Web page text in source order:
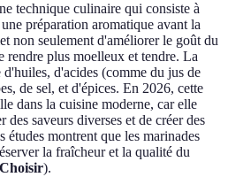
technique culinaire qui consiste à
préparation aromatique avant la
non seulement d'améliorer le goût du
rendre plus moelleux et tendre. La
d'acides (comme du jus de
de sel, et d'épices. En 2026, cette
dans la cuisine moderne, car elle
des saveurs diverses et de créer des
études montrent que les marinades
la fraîcheur et la qualité du
).